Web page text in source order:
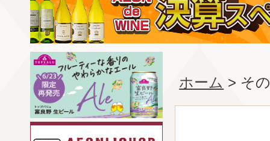
ホーム > そ